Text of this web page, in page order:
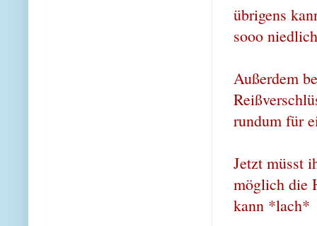
übrigens
sooo
Außerdem
rundum für
Jetzt müsst
möglich die
kann *lach*